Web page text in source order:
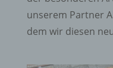
unserem Partner
dem wir diesen